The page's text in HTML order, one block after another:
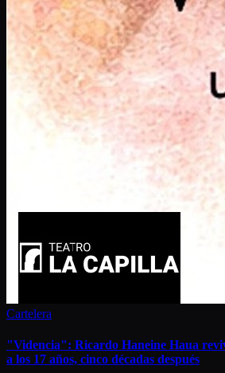
Cartelera
"Videncia": Ricardo Haneine Haua
a los 17 años, cinco décadas después